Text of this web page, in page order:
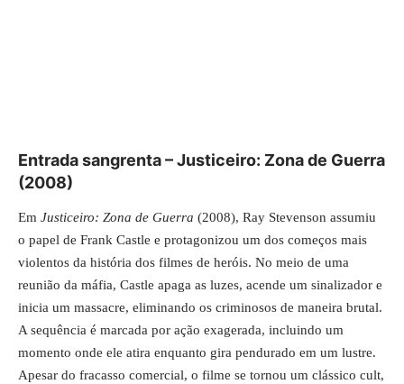
Entrada sangrenta – Justiceiro: Zona de Guerra
(2008)
Em Justiceiro: Zona de Guerra (2008), Ray Stevenson assumiu
o papel de Frank Castle e protagonizou um dos começos mais
violentos da história dos filmes de heróis. No meio de uma
reunião da máfia, Castle apaga as luzes, acende um sinalizador e
inicia um massacre, eliminando os criminosos de maneira brutal.
A sequência é marcada por ação exagerada, incluindo um
momento onde ele atira enquanto gira pendurado em um lustre.
Apesar do fracasso comercial, o filme se tornou um clássico cult,